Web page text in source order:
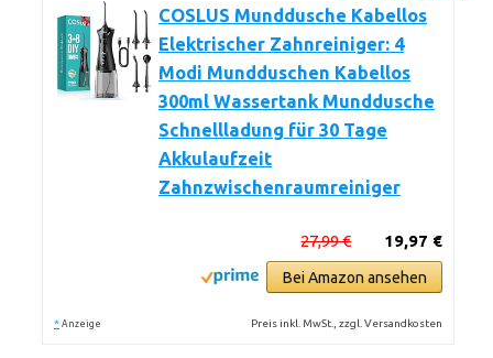
COSLUS Munddusche Kabellos
Elektrischer Zahnreiniger: 4
Modi Mundduschen Kabellos
300ml Wassertank Munddusche
Schnellladung für 30 Tage
Akkulaufzeit
Zahnzwischenraumreiniger
19,97 €
27,99 €
Bei Amazon ansehen
* Anzeige Preis inkl. MwSt., zzgl. Versandkosten